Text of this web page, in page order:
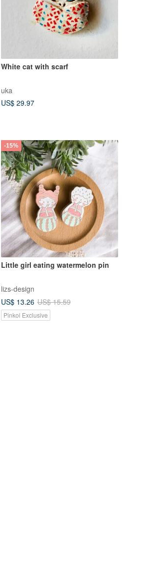
White cat with scarf
uka
US$ 29.97
-15%
Little girl eating watermelon pin
lizs-design
US$ 13.26 US$ 15.59
Pinkoi Exclusive